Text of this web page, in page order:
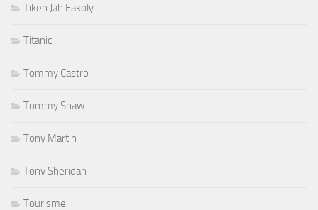
Tiken Jah Fakoly
Titanic
Tommy Castro
Tommy Shaw
Tony Martin
Tony Sheridan
Tourisme